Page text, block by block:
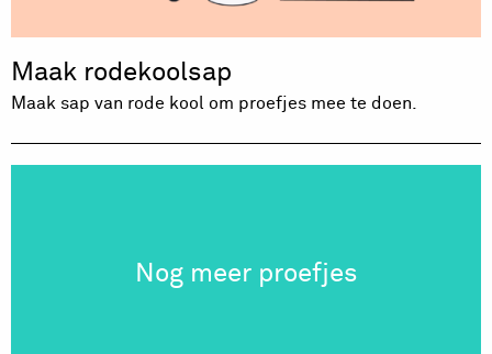
Maak rodekoolsap
Maak sap van rode kool om proefjes mee te doen.
Nog meer proefjes